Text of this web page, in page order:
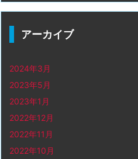
アーカイブ
2024年3月
2023年5月
2023年1月
2022年12月
2022年11月
2022年10月